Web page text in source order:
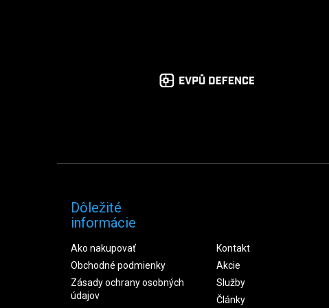
Dôležité
informácie
Ako nakupovať
Obchodné podmienky
Zásady ochrany osobných
údajov
Kontakt
Akcie
Služby
Články